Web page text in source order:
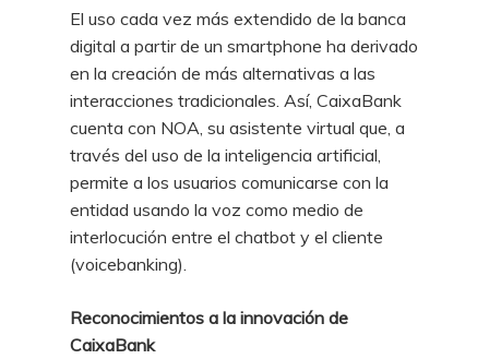
El uso cada vez más extendido de la banca
digital a partir de un smartphone ha derivado
en la creación de más alternativas a las
interacciones tradicionales. Así, CaixaBank
cuenta con NOA, su asistente virtual que, a
través del uso de la inteligencia artificial,
permite a los usuarios comunicarse con la
entidad usando la voz como medio de
interlocución entre el chatbot y el cliente
(voicebanking).
Reconocimientos a la innovación de
CaixaBank